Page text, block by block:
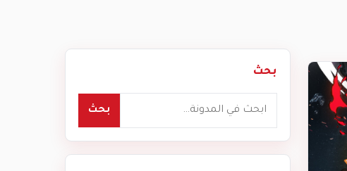
بحث
بحث